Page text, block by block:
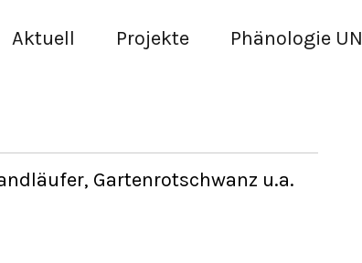
Aktuell Projekte Phänologie UN
Gartenrotschwanz u.a.